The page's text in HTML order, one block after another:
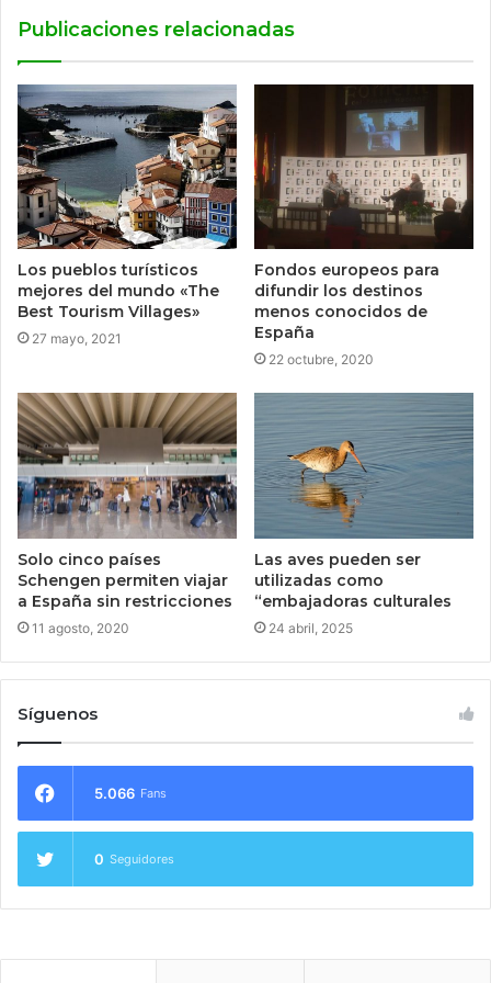
Publicaciones relacionadas
Los pueblos turísticos
mejores del mundo «The
Best Tourism Villages»
27 mayo, 2021
Fondos europeos para
difundir los destinos
menos conocidos de
España
22 octubre, 2020
Solo cinco países
Schengen permiten viajar
a España sin restricciones
11 agosto, 2020
Las aves pueden ser
utilizadas como
“embajadoras culturales
24 abril, 2025
Síguenos
5.066 Fans
0 Seguidores